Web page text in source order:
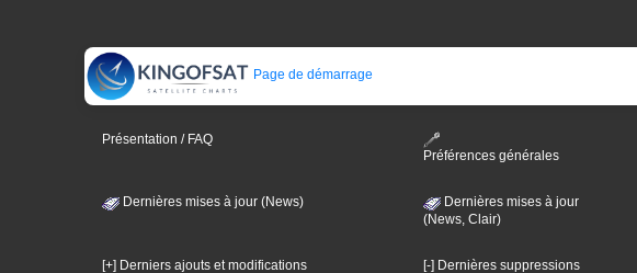
Page de démarrage
Présentation / FAQ
Préférences générales
Dernières mises à jour (News)
Dernières mises à jour
(News, Clair)
[+] Derniers ajouts et modifications [-] Dernières suppressions